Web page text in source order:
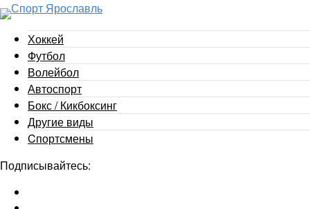
Хоккей
Футбол
Волейбол
Автоспорт
Бокс / Кикбоксинг
Другие виды
Cпортсмены
Подписывайтесь: